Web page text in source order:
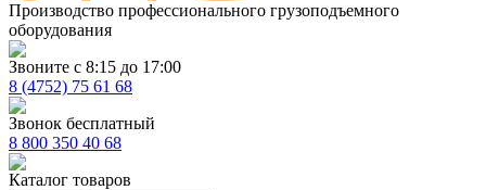
Производство профессионального грузоподъемного
оборудования
Звоните с 8:15 до 17:00
8 (4752) 75 61 68
Звонок бесплатный
8 800 350 40 68
Каталог товаров